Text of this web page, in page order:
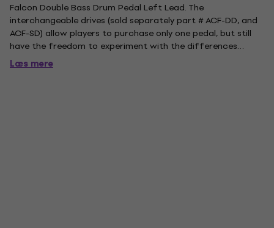
Falcon Double Bass Drum Pedal Left Lead. The
interchangeable drives (sold separately part # ACF-DD, and
ACF-SD) allow players to purchase only one pedal, but still
have the freedom to experiment with the differences
between chain, strap, and direct drive feels. It also enables
double-pedal players to use different drives for each pedal
Læs mere